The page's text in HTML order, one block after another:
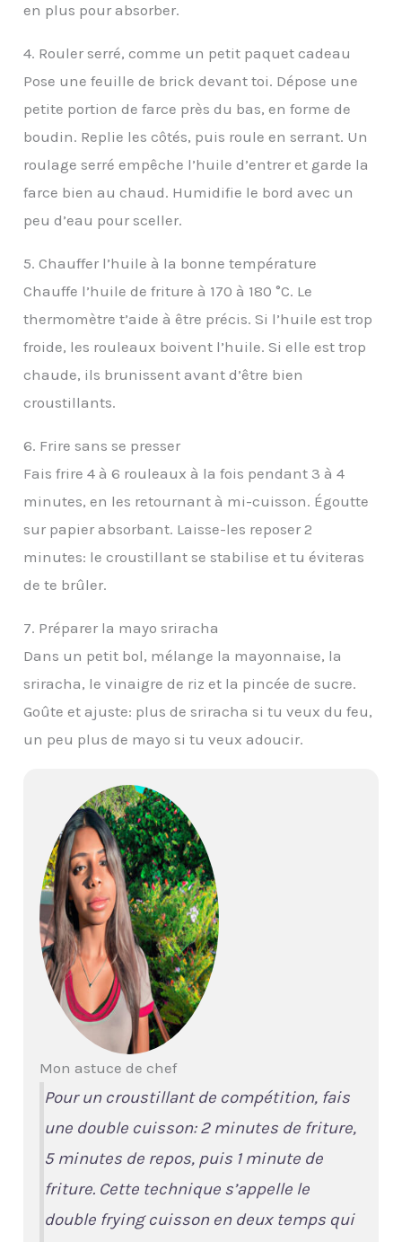
en plus pour absorber.
4. Rouler serré, comme un petit paquet cadeau
Pose une feuille de brick devant toi. Dépose une
petite portion de farce près du bas, en forme de
boudin. Replie les côtés, puis roule en serrant. Un
roulage serré empêche l’huile d’entrer et garde la
farce bien au chaud. Humidifie le bord avec un
peu d’eau pour sceller.
5. Chauffer l’huile à la bonne température
Chauffe l’huile de friture à 170 à 180 °C. Le
thermomètre t’aide à être précis. Si l’huile est trop
froide, les rouleaux boivent l’huile. Si elle est trop
chaude, ils brunissent avant d’être bien
croustillants.
6. Frire sans se presser
Fais frire 4 à 6 rouleaux à la fois pendant 3 à 4
minutes, en les retournant à mi-cuisson. Égoutte
sur papier absorbant. Laisse-les reposer 2
minutes: le croustillant se stabilise et tu éviteras
de te brûler.
7. Préparer la mayo sriracha
Dans un petit bol, mélange la mayonnaise, la
sriracha, le vinaigre de riz et la pincée de sucre.
Goûte et ajuste: plus de sriracha si tu veux du feu,
un peu plus de mayo si tu veux adoucir.
Mon astuce de chef
Pour un croustillant de compétition, fais
une double cuisson: 2 minutes de friture,
5 minutes de repos, puis 1 minute de
friture. Cette technique s’appelle le
double frying cuisson en deux temps qui